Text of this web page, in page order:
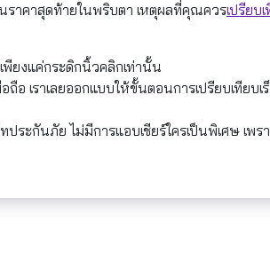
ราคาสุดท้ายในพริบตา เหตุผลที่คุณควรเปรียบ
ยงแค่กระดิกนิ้วคลิกเท่านั้น
อ เราเลยออกแบบให้ขั้นตอนการเปรียบเทีย
ระกันภัย ไม่มีการแอบเชียร์ใครเป็นพิเศษ เพร